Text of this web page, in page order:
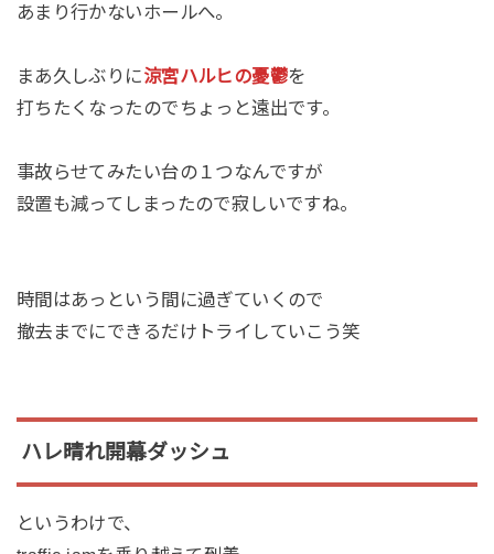
あまり行かないホールへ。
まあ久しぶりに涼宮ハルヒの憂鬱を
打ちたくなったのでちょっと遠出です。
事故らせてみたい台の１つなんですが
設置も減ってしまったので寂しいですね。
時間はあっという間に過ぎていくので
撤去までにできるだけトライしていこう笑
ハレ晴れ開幕ダッシュ
というわけで、